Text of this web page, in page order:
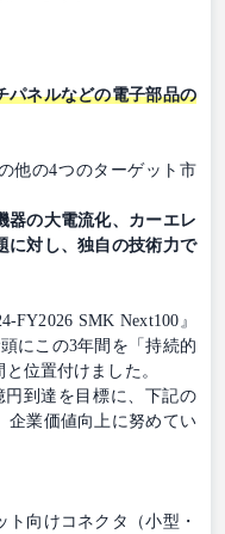
パネルなどの電子部品の
の4つのターゲット市
器の大電流化、カーエレ
に対し、独自の技術力で
FY2026 SMK Next100』
にこの3年間を「持続的
位置付けました。
円到達を目標に、下記の
企業価値向上に努めてい
ト向けコネクタ（小型・